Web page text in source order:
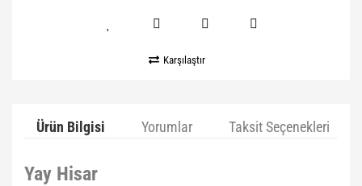
Karşılaştır
Ürün Bilgisi Yorumlar Taksit Seçenekleri
Yay Hisar